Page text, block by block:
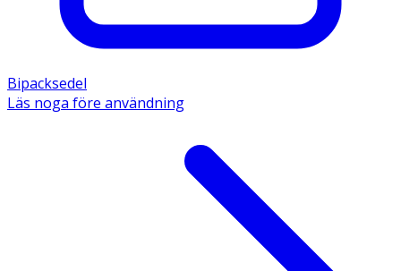
Bipacksedel
Läs noga före användning